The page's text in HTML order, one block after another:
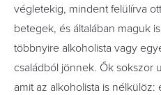
végletekig, mindent felülírva
betegek, és általában maguk
többnyire alkoholista vagy
családból jönnek. Ők sokszor
amit az alkoholista is